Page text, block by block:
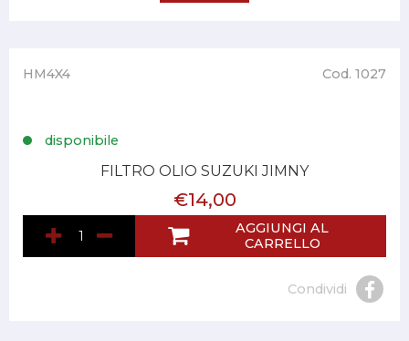
HM4X4 Cod. 1027
disponibile
FILTRO OLIO SUZUKI JIMNY
€14,00
AGGIUNGI AL
CARRELLO
Condividi